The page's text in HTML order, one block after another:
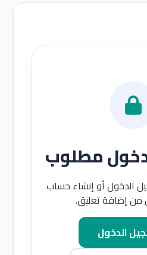
مطلوب
الدخول أو إنشاء حساب
من إضافة تعليق.
الدخول